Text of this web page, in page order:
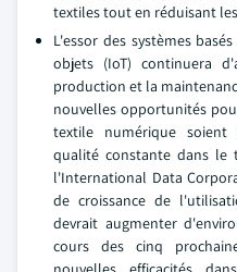
textiles tout en réduisant
L'essor des systèmes
objets (IoT) continuera
production et la
nouvelles opportunités
textile numérique
qualité constante dans le
l'International Data
de croissance de
devrait augmenter
cours des cinq